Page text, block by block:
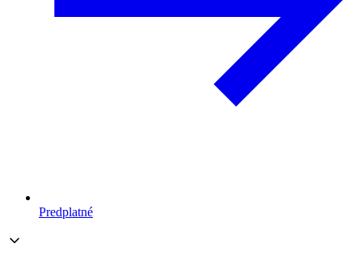
Predplatné